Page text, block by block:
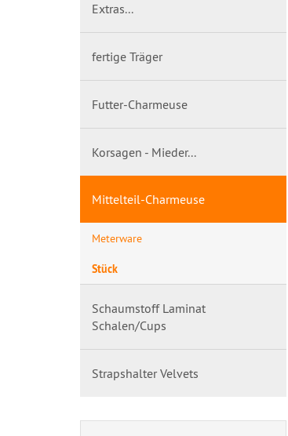
Extras...
fertige Träger
Futter-Charmeuse
Korsagen - Mieder...
Mittelteil-Charmeuse
Meterware
Stück
Schaumstoff Laminat
Schalen/Cups
Strapshalter Velvets